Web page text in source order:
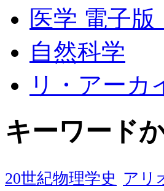
医学 電子
自然科学
リ・アーカ
キーワード
20世紀物理学史 アリ